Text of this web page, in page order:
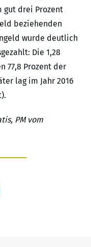
gut drei Prozent
beziehenden
wurde deutlich
Die 1,28
77,8 Prozent der
lag im Jahr 2016
PM vom